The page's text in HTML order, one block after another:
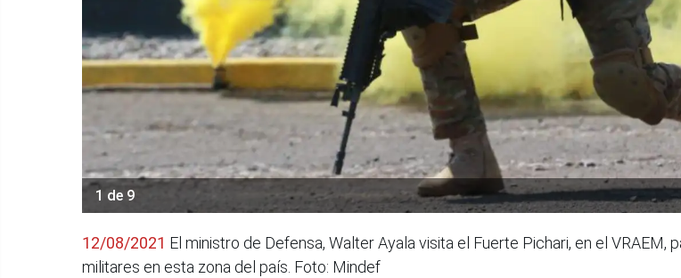
1 de 9
12/08/2021 El ministro de Defensa, Walter Ayala visita el Fuerte Pichari, en el
militares en esta zona del país. Foto: Mindef